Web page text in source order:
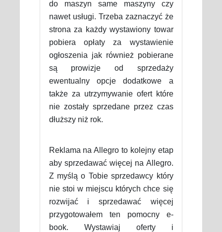
do maszyn same maszyny czy
nawet usługi. Trzeba zaznaczyć że
strona za każdy wystawiony towar
pobiera opłaty za wystawienie
ogłoszenia jak również pobierane
są prowizje od sprzedaży
ewentualny opcje dodatkowe a
także za utrzymywanie ofert które
nie zostały sprzedane przez czas
dłuższy niż rok.
Reklama na Allegro to kolejny etap
aby sprzedawać więcej na Allegro.
Z myślą o Tobie sprzedawcy który
nie stoi w miejscu których chce się
rozwijać i sprzedawać więcej
przygotowałem ten pomocny e-
book. Wystawiaj oferty i